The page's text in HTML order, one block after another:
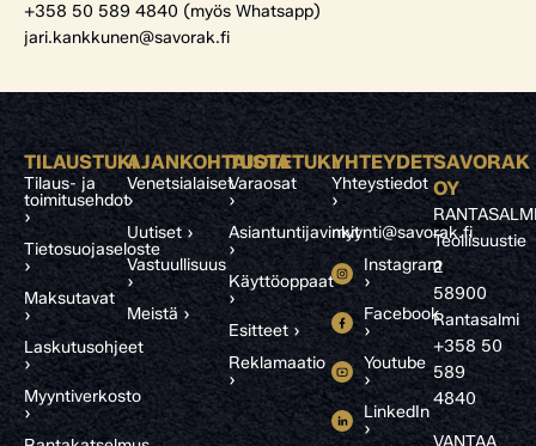
+358 50 589 4840 (myös Whatsapp)
jari.kankkunen@savorak.fi
TILAUSTUKI
Tilaus- ja
toimitusehdot
›
Tietosuojaseloste
›
Maksutavat
›
Laskutusohjeet
›
Myyntiverkosto
›
AJANKOHTAISTA
Venetsialaiset
›
Uutiset ›
Vastuullisuus
›
Meistä ›
TUOTETUKI
Varaosat
›
Asiantuntijavinkit
›
Käyttöoppaat
›
Esitteet ›
Reklamaatio
›
YHTEYDET
Yhteystiedot
›
myynti@savorak.fi
Instagram
›
Facebook
›
Youtube
›
LinkedIn
›
SAVORAK
OY
Teollisuustie
2
58900
Rantasalmi
+358 50
589
4840